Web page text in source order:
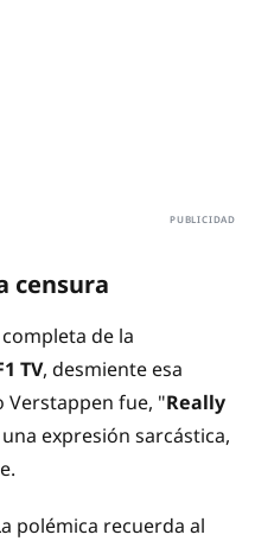
censura
de la
TV, desmiente esa
Verstappen fue, "Really
expresión sarcástica,
polémica recuerda al